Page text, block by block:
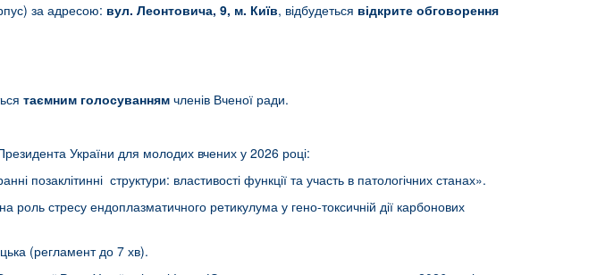
за адресою: вул. Леонтовича, 9, м. Київ, відбудеться відкрите обговорення
таємним голосуванням членів Вченої ради.
України для молодих вчених у 2026 році:
структури: властивості функції та участь в патологічних станах».
стресу ендоплазматичного ретикулума у гено-токсичній дії карбонових
(регламент до 7 хв).